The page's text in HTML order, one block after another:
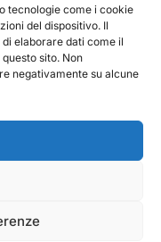
tecnologie come i cookie
del dispositivo. Il
elaborare dati come il
sito. Non
negativamente su alcune
Festival. All